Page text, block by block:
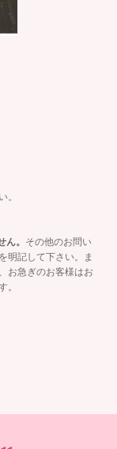
。 その他のお問い
明記して下さい。ま
お急ぎのお客様はお